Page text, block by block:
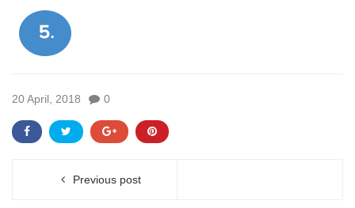
20 April, 2018 0
Previous post